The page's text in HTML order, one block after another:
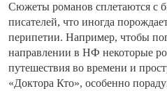
Сюжеты романов сплетаются с
писателей, что иногда
перипетии. Например, чтобы
направлении в НФ некоторые
путешествия во времени и
«Доктора Кто», особенно